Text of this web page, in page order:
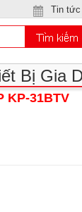
Tin tức
Bị Gia
KP-31BTV